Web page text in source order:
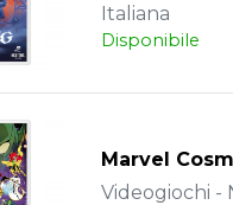
Italiana
Disponibile
Marvel
Videogiochi -